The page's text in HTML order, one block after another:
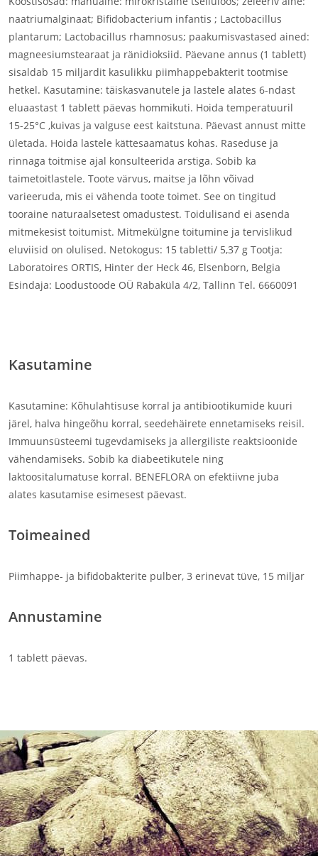
naatriumalginaat; Bifidobacterium infantis ; Lactobacillus
plantarum; Lactobacillus rhamnosus; paakumisvastased ained:
magneesiumstearaat ja ränidioksiid. Päevane annus (1 tablett)
sisaldab 15 miljardit kasulikku piimhappebakterit tootmise
hetkel. Kasutamine: täiskasvanutele ja lastele alates 6-ndast
eluaastast 1 tablett päevas hommikuti. Hoida temperatuuril
15-25°C ,kuivas ja valguse eest kaitstuna. Päevast annust mitte
ületada. Hoida lastele kättesaamatus kohas. Raseduse ja
rinnaga toitmise ajal konsulteerida arstiga. Sobib ka
taimetoitlastele. Toote värvus, maitse ja lõhn võivad
varieeruda, mis ei vähenda toote toimet. See on tingitud
tooraine naturaalsetest omadustest. Toidulisand ei asenda
mitmekesist toitumist. Mitmekülgne toitumine ja tervislikud
eluviisid on olulised. Netokogus: 15 tabletti/ 5,37 g Tootja:
Laboratoires ORTIS, Hinter der Heck 46, Elsenborn, Belgia
Esindaja: Loodustoode OÜ Rabaküla 4/2, Tallinn Tel. 6660091
Kasutamine
Kasutamine: Kõhulahtisuse korral ja antibiootikumide kuuri
järel, halva hingeõhu korral, seedehäirete ennetamiseks reisil.
Immuunsüsteemi tugevdamiseks ja allergiliste reaktsioonide
vähendamiseks. Sobib ka diabeetikutele ning
laktoositalumatuse korral. BENEFLORA on efektiivne juba
alates kasutamise esimesest päevast.
Toimeained
Piimhappe- ja bifidobakterite pulber, 3 erinevat tüve, 15 miljar
Annustamine
1 tablett päevas.